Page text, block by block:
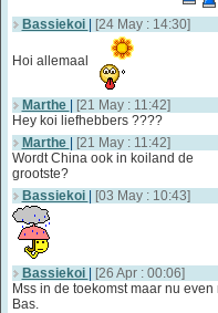
Bassiekoi [24 May : 14:30]
Hoi allemaal
Marthe
[21 May : 11:42]
Hey koi liefhebbers ????
Marthe
[21 May : 11:42]
Wordt China ook in koiland de
grootste?
Bassiekoi
[03 May : 10:43]
Bassiekoi
[26 Apr : 00:06]
Mss in de toekomst maar nu even
Bas.